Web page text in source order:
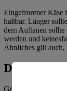
Eingefrorener Käse
haltbar. Länger
dem Auftauen
werden und
Ähnliches gilt auch,
Das gilt es
Grundsätzlich